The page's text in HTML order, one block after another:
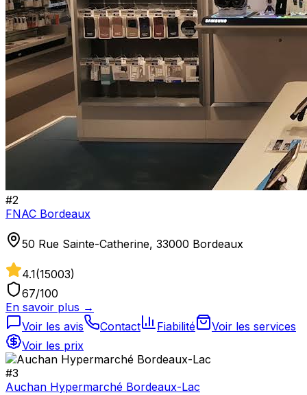
#2
FNAC Bordeaux
50 Rue Sainte-Catherine, 33000 Bordeaux
4.1(15003)
67/100
En savoir plus →
Voir les avis
Contact Fiabilité
Voir les services
Voir les prix
#3
Auchan Hypermarché Bordeaux-Lac